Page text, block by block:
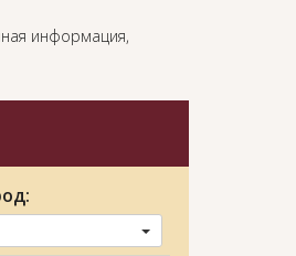
информация,